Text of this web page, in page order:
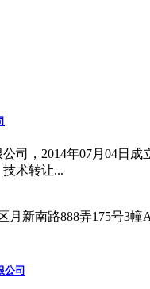
司，2014年07月04日
术转让...
月新南路888弄175号3幢
公司